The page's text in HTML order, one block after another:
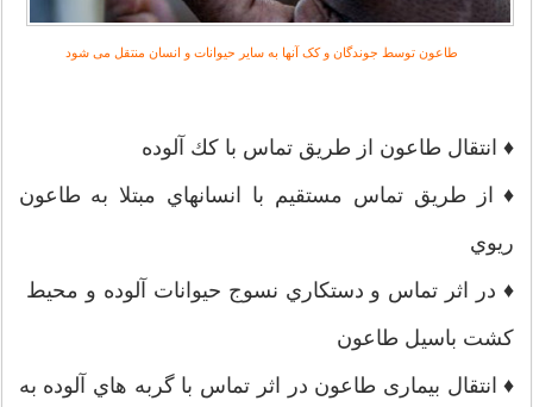
طاعون توسط جوندگان و کک آنها به سایر حیوانات و انسان منتقل می شود
♦ انتقال طاعون از طريق تماس با كك آلوده
♦ از طريق تماس مستقيم با انسانهاي مبتلا به طاعون
ريوي
♦ در اثر تماس و دستکاري نسوج حيوانات آلوده و محيط
كشت باسيل طاعون
♦ انتقال بیماری طاعون در اثر تماس با گربه هاي آلوده به